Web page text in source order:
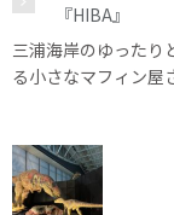
『HIBA』
三浦海岸のゆったり
る小さなマフィン屋